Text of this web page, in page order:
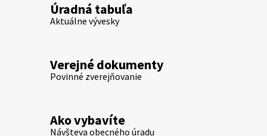
Úradná tabuľa
Aktuálne vývesky
Verejné dokumenty
Povinné zverejňovanie
Ako vybavíte
Návšteva obecného úradu